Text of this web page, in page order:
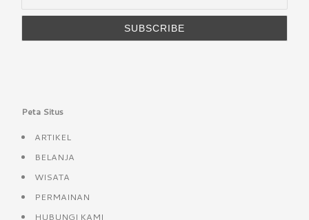
Peta Situs
ARTIKEL
BELANJA
WISATA
PERMAINAN
HUBUNGI KAMI